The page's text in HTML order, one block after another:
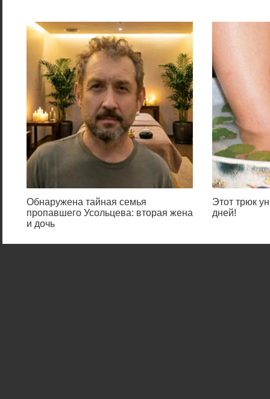
Обнаружена тайная семья
пропавшего Усольцева: вторая жена
и дочь
Этот трюк
дней!